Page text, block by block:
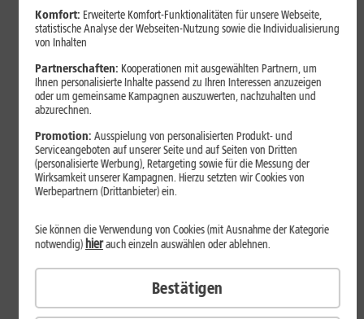
Kompakteres Format, neuer Chip, größerer Akku: Das Galaxy Z
Fold8 setzt andere Schwerpunkte als sein Vorgänger. Wir
zeigen, was Samsung verändert hat, welche Neuerungen im
Alltag zählen und wo das Fold7 Vorteile behält.
Mehr erfahren
Komfort: Erweiterte Komfort-Funktionalitäten für unsere Webseite,
statistische Analyse der Webseiten-Nutzung sowie die Individualisierung
von Inhalten
Partnerschaften: Kooperationen mit ausgewählten Partnern, um
Ihnen personalisierte Inhalte passend zu Ihren Interessen anzuzeigen
oder um gemeinsame Kampagnen auszuwerten, nachzuhalten und
abzurechnen.
Promotion: Ausspielung von personalisierten Produkt- und
Serviceangeboten auf unserer Seite und auf Seiten von Dritten
(personalisierte Werbung), Retargeting sowie für die Messung der
Wirksamkeit unserer Kampagnen. Hierzu setzten wir Cookies von
Werbepartnern (Drittanbieter) ein.
Sie können die Verwendung von Cookies (mit Ausnahme der Kategorie
notwendig) hierauch einzeln auswählen oder ablehnen.
Bestätigen